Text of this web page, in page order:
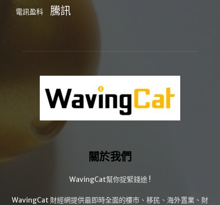
電訊盈科 騰訊
關於我們
WavingCat幫你捉緊錢途 !
WavingCat 財經網提供最即時全面的樓市、移民、海外置業、財